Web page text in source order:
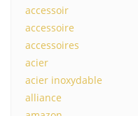
accessoir
accessoire
accessoires
acier
acier inoxydable
alliance